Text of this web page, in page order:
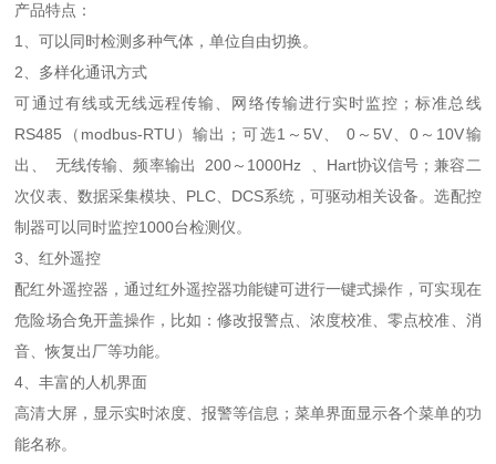
产品特点：
1、可以同时检测多种气体，单位自由切换。
2、多样化通讯方式
可通过有线或无线远程传输、网络传输进行实时监控；标准总线
RS485（modbus-RTU）输出；可选1～5V、 0～5V、0～10V输
出、 无线传输、频率输出 200～1000Hz 、Hart协议信号；兼容二
次仪表、数据采集模块、PLC、DCS系统，可驱动相关设备。选配控
制器可以同时监控1000台检测仪。
3、红外遥控
配红外遥控器，通过红外遥控器功能键可进行一键式操作，可实现在
危险场合免开盖操作，比如：修改报警点、浓度校准、零点校准、消
音、恢复出厂等功能。
4、丰富的人机界面
高清大屏，显示实时浓度、报警等信息；菜单界面显示各个菜单的功
能名称。